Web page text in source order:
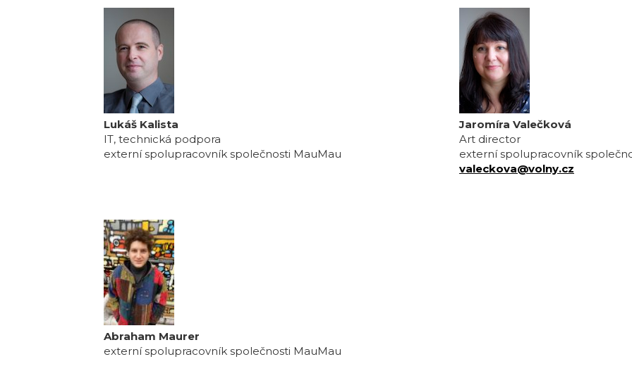
Lukáš Kalista
IT, technická podpora
externí spolupracovník společnosti MauMau
Jaromíra Valečková
Art director
externí spolupracovník
valeckova@volny.cz
Abraham Maurer
externí spolupracovník společnosti MauMau